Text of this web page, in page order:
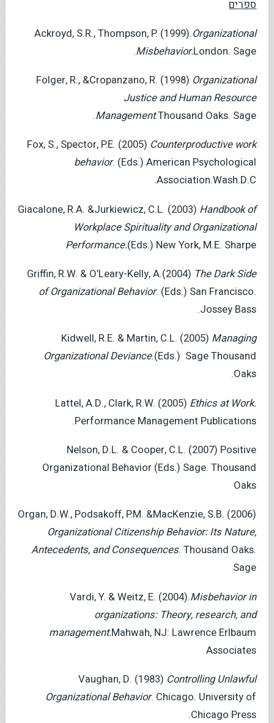
ספרים
Ackroyd, S.R., Thompson, P. (1999).Organizational
Misbehavior.London. Sage.
Folger, R., &Cropanzano, R. (1998) Organizational
Justice and Human Resource
Management.Thousand Oaks. Sage.
Fox, S., Spector, P.E. (2005) Counterproductive work
behavior. (Eds.) American Psychological
Association.Wash.D.C.
Giacalone, R.A. &Jurkiewicz, C.L. (2003) Handbook of
Workplace Spirituality and Organizational
Performance.(Eds.) New York, M.E. Sharpe
Griffin, R.W. & O’Leary-Kelly, A.(2004) The Dark Side
of Organizational Behavior. (Eds.) San Francisco.
Jossey Bass.
Kidwell, R.E. & Martin, C.L. (2005) Managing
Organizational Deviance.(Eds.) Sage Thousand
Oaks.
Lattel, A.D., Clark, R.W. (2005) Ethics at Work.
Performance Management Publications.
Nelson, D.L. & Cooper, C.L. (2007) Positive
Organizational Behavior (Eds.) Sage. Thousand
Oaks
Organ, D.W., Podsakoff, P.M. &MacKenzie, S.B. (2006)
Organizational Citizenship Behavior: Its Nature,
Antecedents, and Consequences. Thousand Oaks.
Sage
Vardi, Y. & Weitz, E. (2004).Misbehavior in
organizations: Theory, research, and
management.Mahwah, NJ: Lawrence Erlbaum
Associates
Vaughan, D. (1983) Controlling Unlawful
Organizational Behavior. Chicago. University of
Chicago Press.